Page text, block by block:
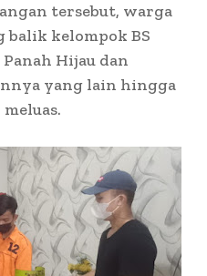
tersebut, warga
balik kelompok BS
Hijau dan
yang lain hingga